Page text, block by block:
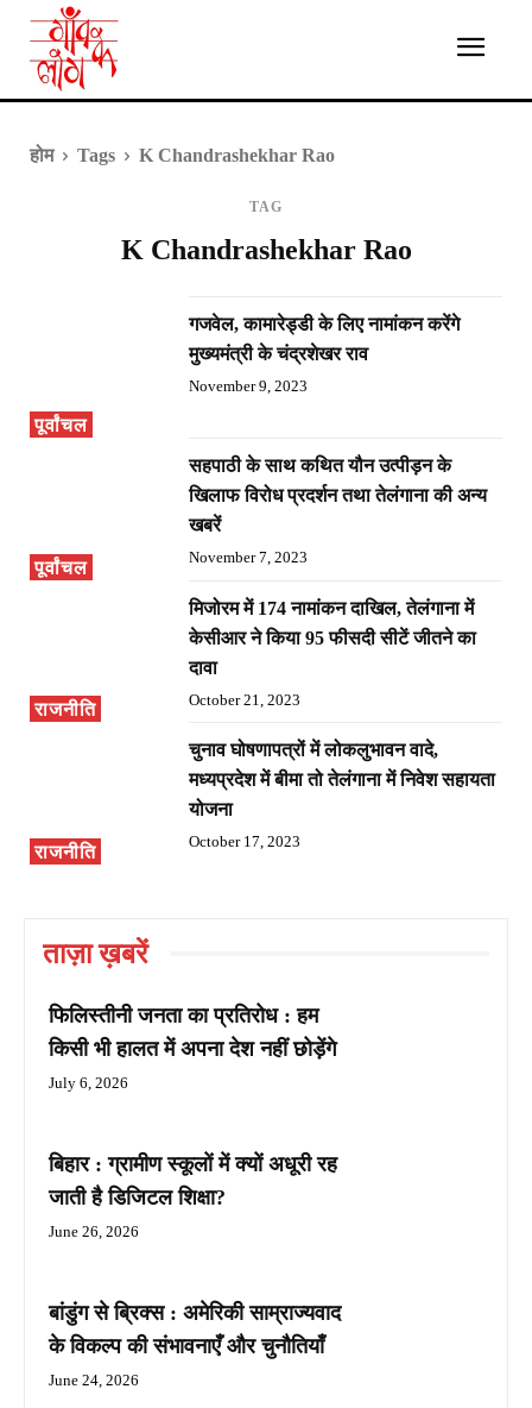
होम Tags K Chandrashekhar Rao
TAG
K Chandrashekhar Rao
पूर्वांचल
गजवेल, कामारेड्डी के लिए नामांकन करेंगे
मुख्यमंत्री के चंद्रशेखर राव
November 9, 2023
पूर्वांचल
सहपाठी के साथ कथित यौन उत्पीड़न के
खिलाफ विरोध प्रदर्शन तथा तेलंगाना की अन्य
खबरें
November 7, 2023
राजनीति
मिजोरम में 174 नामांकन दाखिल, तेलंगाना में
केसीआर ने किया 95 फीसदी सीटें जीतने का
दावा
October 21, 2023
राजनीति
चुनाव घोषणापत्रों में लोकलुभावन वादे,
मध्यप्रदेश में बीमा तो तेलंगाना में निवेश सहायता
योजना
October 17, 2023
ताज़ा ख़बरें
फिलिस्तीनी जनता का प्रतिरोध : हम
किसी भी हालत में अपना देश नहीं छोड़ेंगे
July 6, 2026
बिहार : ग्रामीण स्कूलों में क्यों अधूरी रह
जाती है डिजिटल शिक्षा?
June 26, 2026
बांडुंग से ब्रिक्स : अमेरिकी साम्राज्यवाद
के विकल्प की संभावनाएँ और चुनौतियाँ
June 24, 2026